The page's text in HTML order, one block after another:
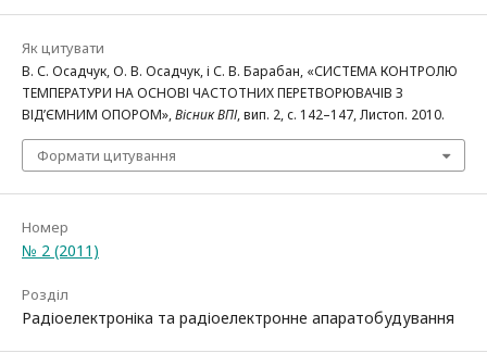
Як цитувати
В. С. Осадчук, О. В. Осадчук, і С. В. Барабан, «СИСТЕМА КОНТРОЛЮ
ТЕМПЕРАТУРИ НА ОСНОВІ ЧАСТОТНИХ ПЕРЕТВОРЮВАЧІВ З
ВІД’ЄМНИМ ОПОРОМ»,Вісник ВПІ, вип. 2, с. 142–147, Листоп. 2010.
Формати цитування
Номер
№ 2 (2011)
Розділ
Радіоелектроніка та радіоелектронне апаратобудування